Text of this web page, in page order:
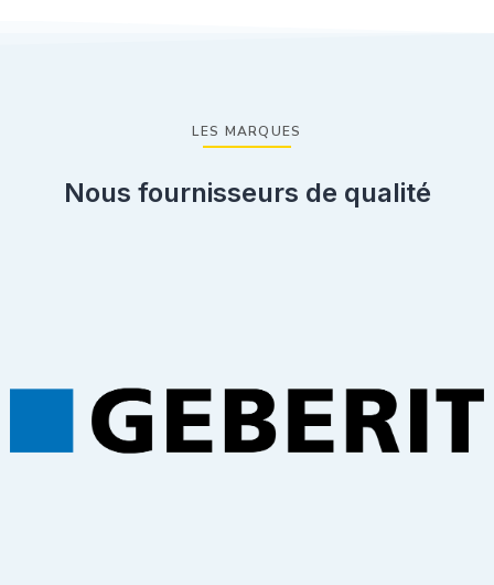
LES MARQUES
Nous fournisseurs de qualité